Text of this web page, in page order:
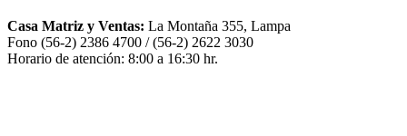
Casa Matriz y Ventas: La Montaña 355, Lampa
Fono (56-2) 2386 4700 / (56-2) 2622 3030
Horario de atención: 8:00 a 16:30 hr.